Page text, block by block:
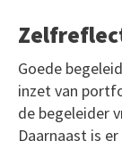
Goede
inzet van
de begeleider
Daarnaast is